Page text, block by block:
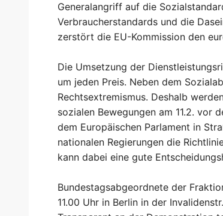
Generalangriff auf die
Verbraucherstandards und die
zerstört die EU-Kommission den
Die Umsetzung der
um jeden Preis. Neben dem
Rechtsextremismus. Deshalb
sozialen Bewegungen am 11.2. vor
dem Europäischen Parlament in
nationalen Regierungen die
kann dabei eine gute
Bundestagsabgeordnete der
11.00 Uhr in Berlin in der